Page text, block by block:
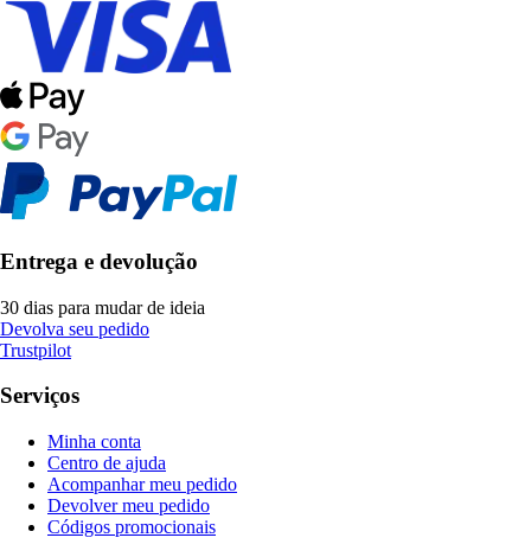
Entrega e devolução
30 dias para mudar de ideia
Devolva seu pedido
Trustpilot
Serviços
Minha conta
Centro de ajuda
Acompanhar meu pedido
Devolver meu pedido
Códigos promocionais